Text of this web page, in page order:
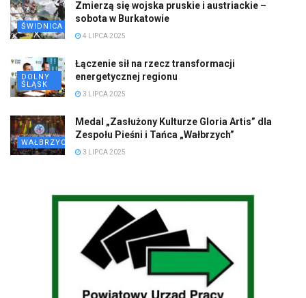
ŚWIDNICA
Zmierzą się wojska pruskie i austriackie –
sobota w Burkatowie
4 LIPCA 2025
DOLNY
ŚLĄSK
Łączenie sił na rzecz transformacji
energetycznej regionu
3 LIPCA 2025
WAŁBRZYCH
Medal „Zasłużony Kulturze Gloria Artis” dla
Zespołu Pieśni i Tańca „Wałbrzych”
3 LIPCA 2025